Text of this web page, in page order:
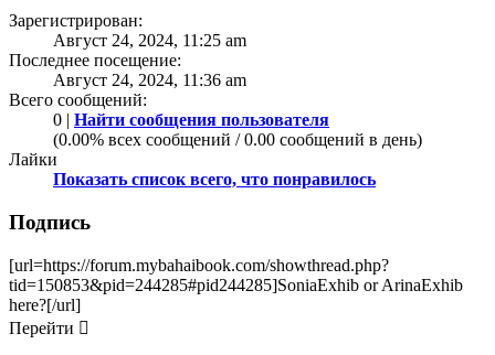
Зарегистрирован:
Август 24, 2024, 11:25 am
Последнее посещение:
Август 24, 2024, 11:36 am
Всего сообщений:
0 | Найти сообщения пользователя
(0.00% всех сообщений / 0.00 сообщений в день)
Лайки
Показать список всего, что понравилось
Подпись
[url=https://forum.mybahaibook.com/showthread.php?
tid=150853&pid=244285#pid244285]SoniaExhib or ArinaExhib
here?[/url]
Перейти